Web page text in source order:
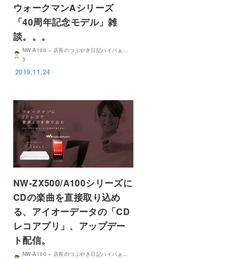
ウォークマンAシリーズ
「40周年記念モデル」雑
談。。。
NW-A100 – 店長のつぶやき日記ハイパぁ…
3
2019.11.24
NW-ZX500/A100シリーズに
CDの楽曲を直接取り込め
る、アイオーデータの「CD
レコアプリ」、アップデー
ト配信。
NW-A100 – 店長のつぶやき日記ハイパぁ…